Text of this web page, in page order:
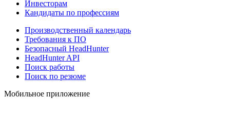
Инвесторам
Кандидаты по профессиям
Производственный календарь
Требования к ПО
Безопасный HeadHunter
HeadHunter API
Поиск работы
Поиск по резюме
Мобильное приложение